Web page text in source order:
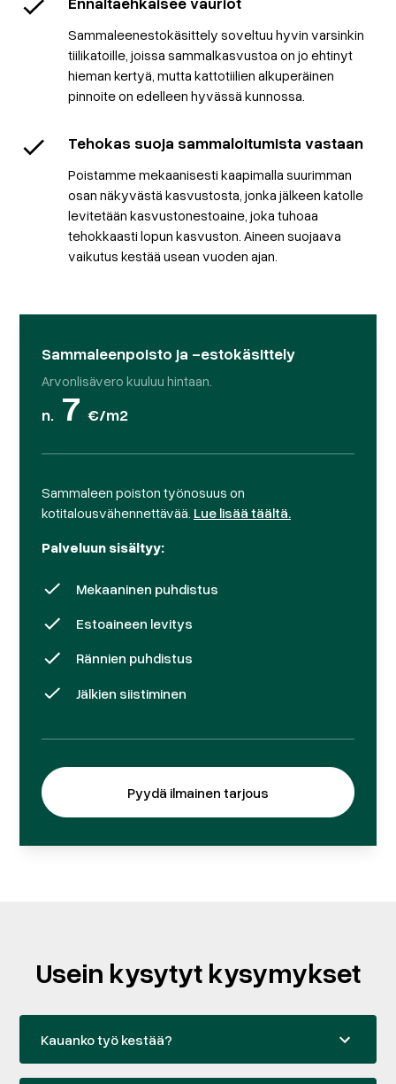
Sammaleenestokäsittely soveltuu hyvin varsinkin
tiilikatoille, joissa sammalkasvustoa on jo ehtinyt
hieman kertyä, mutta kattotiilien alkuperäinen
pinnoite on edelleen hyvässä kunnossa.
Tehokas suoja sammaloitumista vastaan
Poistamme mekaanisesti kaapimalla suurimman
osan näkyvästä kasvustosta, jonka jälkeen katolle
levitetään kasvustonestoaine, joka tuhoaa
tehokkaasti lopun kasvuston. Aineen suojaava
vaikutus kestää usean vuoden ajan.
Sammaleenpoisto ja -estokäsittely
Arvonlisävero kuuluu hintaan.
n. 7€/m2
Sammaleen poiston työnosuus on
kotitalousvähennettävää. Lue lisää täältä.
Palveluun sisältyy:
Mekaaninen puhdistus
Estoaineen levitys
Rännien puhdistus
Jälkien siistiminen
Pyydä ilmainen tarjous
Usein kysytyt kysymykset
Kauanko työ kestää?